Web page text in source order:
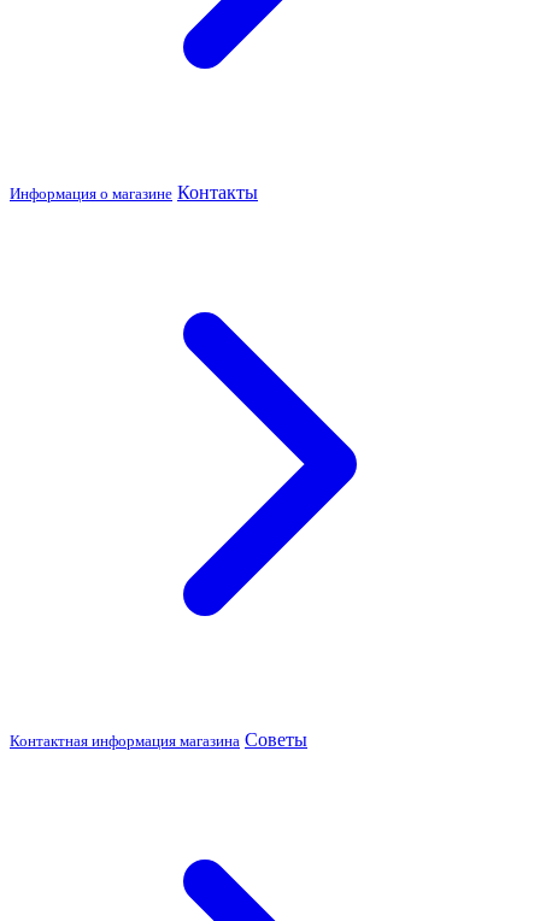
Информация о магазине Контакты
Контактная информация магазина Советы